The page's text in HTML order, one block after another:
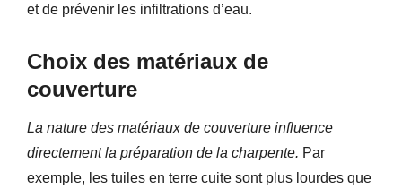
et de prévenir les infiltrations d’eau.
Choix des matériaux de
couverture
La nature des matériaux de couverture influence
directement la préparation de la charpente. Par
exemple, les tuiles en terre cuite sont plus lourdes que